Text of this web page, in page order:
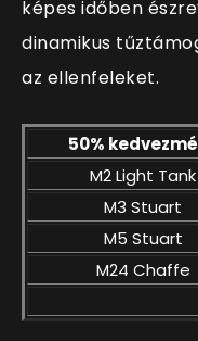
képes időben
dinamikus
az ellenfeleket.
50%
M2 Light Tank
M3 Stuart
M5 Stuart
M24 Chaffe